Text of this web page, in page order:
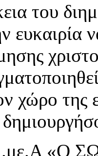
του
χώρο της
«Ο